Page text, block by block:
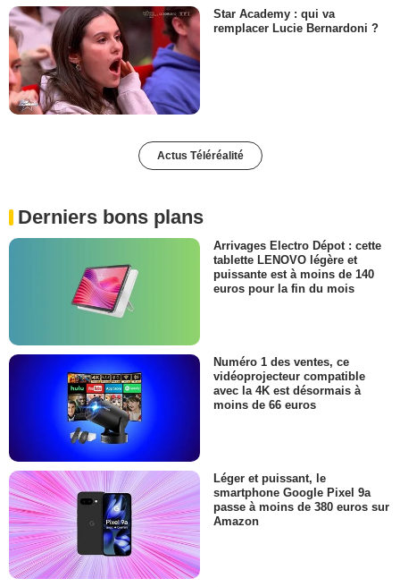
Star Academy : qui va
remplacer Lucie Bernardoni ?
Actus Téléréalité
Derniers bons plans
Arrivages Electro Dépot : cette
tablette LENOVO légère et
puissante est à moins de 140
euros pour la fin du mois
Numéro 1 des ventes, ce
vidéoprojecteur compatible
avec la 4K est désormais à
moins de 66 euros
Léger et puissant, le
smartphone Google Pixel 9a
passe à moins de 380 euros sur
Amazon